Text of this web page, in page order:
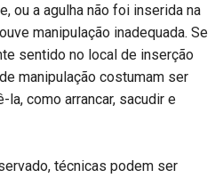
ou a agulha não foi inserida na
manipulação inadequada. Se
sentido no local de inserção
manipulação costumam ser
como arrancar, sacudir e
técnicas podem ser